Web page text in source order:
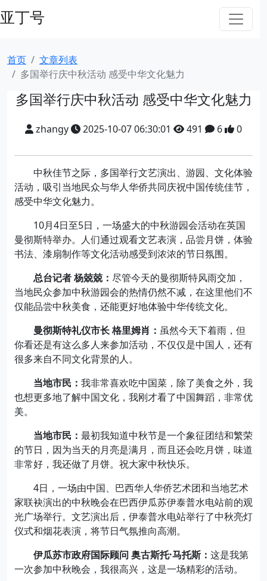
亚丁号
首页
文章列表
多国举行庆中秋活动 感受中华文化魅力
多国举行庆中秋活动 感受中华文化魅力
zhangy 2025-10-07 06:30:01 491 6 0
中秋佳节之际，多国举行文艺演出、游园、文化体验
活动，吸引当地民众与华人华侨共同庆祝中国传统佳节，
感受中华文化魅力。
10月4日至5日，一场盛大的中秋游园会活动在英国
曼彻斯特举办。人们通过观看文艺表演，品尝月饼，体验
书法、漆扇制作等文化活动感受到浓浓的节日氛围。
总台记者 杨兢兢： 尽管今天的曼彻斯特风雨交加，
当地民众参加中秋游园会的热情仍然不减，在这里他们不
仅能品尝中秋美食，还能更好地体验中华传统文化。
曼彻斯特礼仪市长 格里姆肖： 虽然今天下着雨，但
你看还是有这么多人来参加活动，不仅仅是中国人，还有
很多来自不同文化背景的人。
当地市民： 我非常喜欢吃中国菜，除了美食之外，我
也想更多地了解中国文化，我刚才看了中国舞蹈，非常优
美。
当地市民： 最初我知道中秋节是一个象征团结和繁荣
的节日，因为当天的月亮是满月，而且还会吃月饼，味道
非常好，我还做了月饼。祝大家中秋快乐。
4日，一场由中国、巴西华人华侨艺术团和当地艺术
家联袂演出的中秋晚会在巴西伊瓜苏伊泰普水电站前的观
光广场举行。文艺演出后，伊泰普水电站举行了中秋亮灯
仪式和烟花表演，将节日气氛推向高潮。
伊瓜苏市政府国际顾问 奥古斯托·马托斯： 这是我第
一次参加中秋晚会，我很高兴，这是一场精彩的活动。